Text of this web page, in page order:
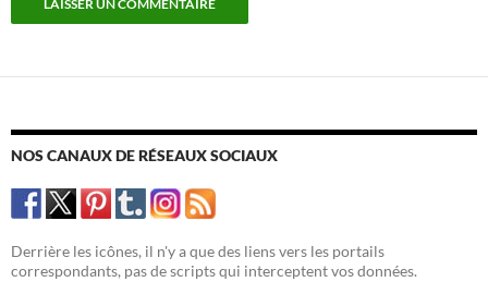
NOS CANAUX DE RÉSEAUX SOCIAUX
Derrière les icônes, il n'y a que des liens vers les portails
correspondants, pas de scripts qui interceptent vos données.